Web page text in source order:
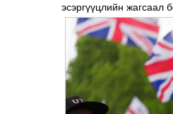
эсэргүүцлийн жагсаал